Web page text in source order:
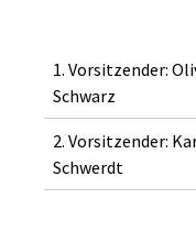
1. Vorsitzender:
Schwarz
2. Vorsitzender:
Schwerdt